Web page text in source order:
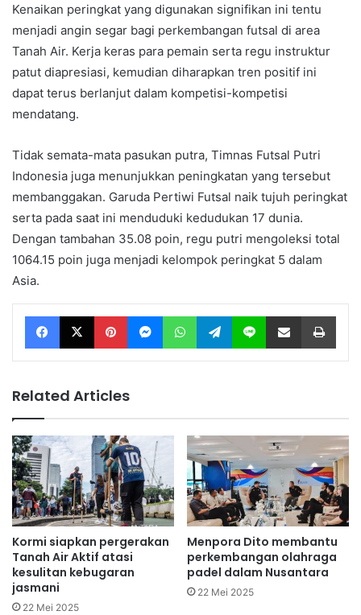
Kenaikan peringkat yang digunakan signifikan ini tentu
menjadi angin segar bagi perkembangan futsal di area
Tanah Air. Kerja keras para pemain serta regu instruktur
patut diapresiasi, kemudian diharapkan tren positif ini
dapat terus berlanjut dalam kompetisi-kompetisi
mendatang.
Tidak semata-mata pasukan putra, Timnas Futsal Putri
Indonesia juga menunjukkan peningkatan yang tersebut
membanggakan. Garuda Pertiwi Futsal naik tujuh peringkat
serta pada saat ini menduduki kedudukan 17 dunia.
Dengan tambahan 35.08 poin, regu putri mengoleksi total
1064.15 poin juga menjadi kelompok peringkat 5 dalam
Asia.
Facebook X Pinterest Messenger WhatsApp Telegram Line Share via Email
Related Articles
Kormi siapkan pergerakan
Tanah Air Aktif atasi
kesulitan kebugaran
jasmani
22 Mei 2025
Menpora Dito membantu
perkembangan olahraga
padel dalam Nusantara
22 Mei 2025